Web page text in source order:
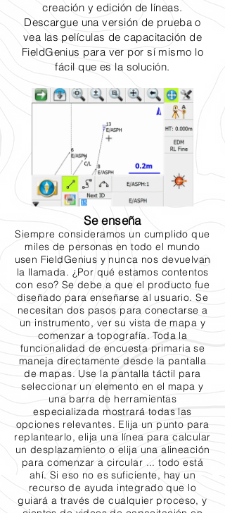
creación y edición de líneas.
Descargue una versión de prueba o
vea las películas de capacitación de
FieldGenius para ver por sí mismo lo
fácil que es la solución.
Se enseña
Siempre consideramos un cumplido que
miles de personas en todo el mundo
usen FieldGenius y nunca nos devuelvan
la llamada. ¿Por qué estamos contentos
con eso? Se debe a que el producto fue
diseñado para enseñarse al usuario. Se
necesitan dos pasos para conectarse a
un instrumento, ver su vista de mapa y
comenzar a topografía. Toda la
funcionalidad de encuesta primaria se
maneja directamente desde la pantalla
de mapas. Use la pantalla táctil para
seleccionar un elemento en el mapa y
una barra de herramientas
especializada mostrará todas las
opciones relevantes. Elija un punto para
replantearlo, elija una línea para calcular
un desplazamiento o elija una alineación
para comenzar a circular ... todo está
ahí. Si eso no es suficiente, hay un
recurso de ayuda integrado que lo
guiará a través de cualquier proceso, y